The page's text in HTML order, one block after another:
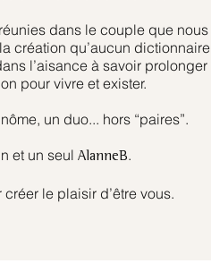
dans le couple que nous
création qu’aucun dictionnaire
l’aisance à savoir prolonger
pour vivre et exister.
un duo... hors “paires”.
et un seul AlanneB.
le plaisir d’être vous.